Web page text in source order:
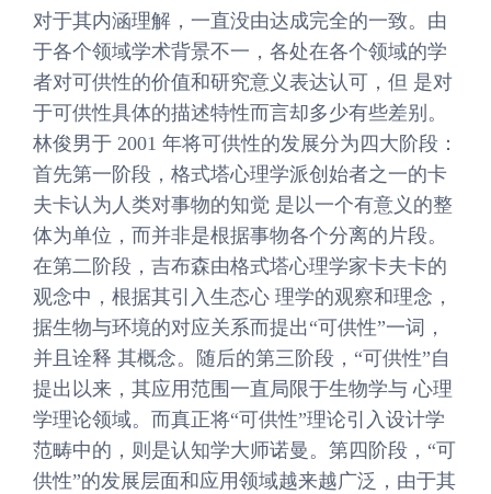
对于其内涵理解，一直没由达成完全的一致。由
于各个领域学术背景不一，各处在各个领域的学
者对可供性的价值和研究意义表达认可，但 是对
于可供性具体的描述特性而言却多少有些差别。
林俊男于 2001 年将可供性的发展分为四大阶段：
首先第一阶段，格式塔心理学派创始者之一的卡
夫卡认为人类对事物的知觉 是以一个有意义的整
体为单位，而并非是根据事物各个分离的片段。
在第二阶段，吉布森由格式塔心理学家卡夫卡的
观念中，根据其引入生态心 理学的观察和理念，
据生物与环境的对应关系而提出“可供性”一词，
并且诠释 其概念。随后的第三阶段，“可供性”自
提出以来，其应用范围一直局限于生物学与 心理
学理论领域。而真正将“可供性”理论引入设计学
范畴中的，则是认知学大师诺曼。第四阶段，“可
供性”的发展层面和应用领域越来越广泛，由于其